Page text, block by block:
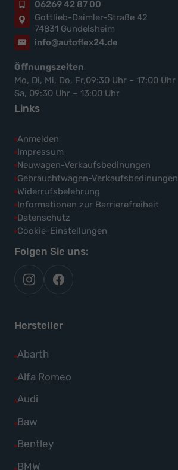
06269 42 87 00
Gottlieb-Daimler-Straße 42
74831 Gundelsheim
info@autoflex24.de
Öffnungszeiten
Mo, Di, Mi, Do, Fr,09:30 Uhr – 17:00 Uhr
Sa, 09:30 Uhr – 13:00 Uhr
Links
Anmelden
Impressum
Neuwagen-Verkaufsbedinungen
Gebrauchtwagen-Verkaufsbedinungen
Widerrufsbelehrung
Informationen zur Barrierefreiheit
Datenschutz
Cookie-Einstellungen
Folgen Sie uns:
autoflex
auf
autoflex24
auf
Hersteller
Abarth
Alle
Fahrzeuge
Abarth
anzeigen
Alfa Romeo
Alle
Fahrzeuge
Alfa
Romeo
anzeigen
Audi
Alle
Fahrzeuge
Audi
Baw
Alle
Fahrzeuge
Bentley
Alle
Fahrzeuge
BMW
Alle